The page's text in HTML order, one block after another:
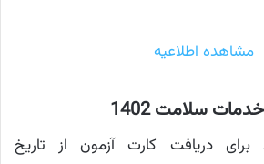
مشاهده اطلاعیه
سلامت 1402
برای دریافت کارت آزمون از تاریخ